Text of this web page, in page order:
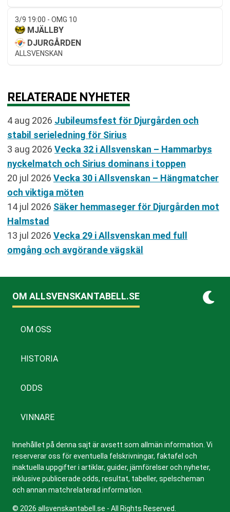
3/9 19:00 - OMG 10
MJÄLLBY
DJURGÅRDEN
ALLSVENSKAN
RELATERADE NYHETER
4 aug 2026 Jubileumsfest för Djurgården och
stabil serieledning för Sirius
3 aug 2026 Vecka 32 i Allsvenskan – Hammarbys
nyckelmatch och Sirius dominans i toppen
20 jul 2026 Vecka 30 i Allsvenskan – Hängmatcher
och viktiga möten
14 jul 2026 Säker hemmaseger för Djurgården mot
Halmstad
13 jul 2026 Vecka 29 i Allsvenskan med full
omgång och avgörande vägskäl
OM ALLSVENSKANTABELL.SE
OM OSS
HISTORIA
ODDS
VINNARE
Innehållet på denna sajt är avsett som allmän information. Vi
reserverar oss för eventuella felskrivningar, faktafel och
inaktuella uppgifter i artiklar, guider, jämförelser och nyheter,
inklusive publicerade odds, resultat, tabeller, spelscheman
och annan matchrelaterad information.
© 2026 allsvenskantabell.se - All Rights Reserved.